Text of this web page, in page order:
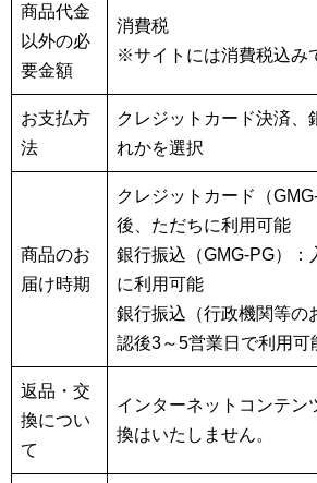
商品代金
以外の必
要金額
消費税
※サイトには消費税込み
お支払方
法
クレジットカード決済、
れかを選択
商品のお
届け時期
クレジットカード（
後、ただちに利用可能
銀行振込（GMG-PG）：
に利用可能
銀行振込（行政機関等の
認後3～5営業日で利用可
返品・交
換につい
て
インターネットコンテン
換はいたしません。